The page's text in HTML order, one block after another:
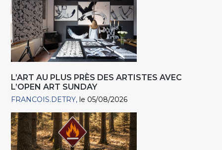
L’ART AU PLUS PRÈS DES ARTISTES AVEC
L’OPEN ART SUNDAY
FRANCOIS.DETRY le 05/08/2026